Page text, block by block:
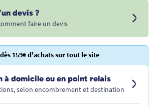
devis ?
faire un devis
159€ d'achats sur tout le site
à domicile ou en point relais
selon encombrement et destination